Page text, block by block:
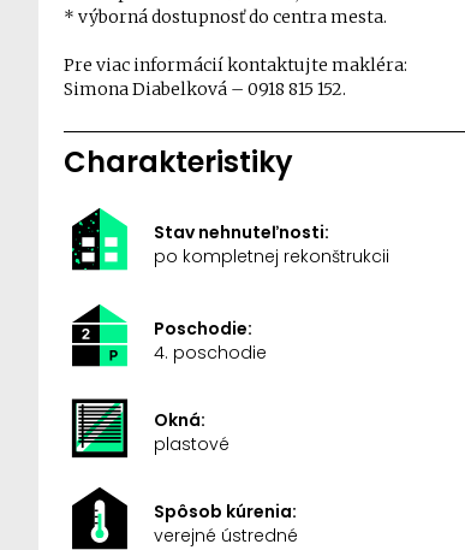
* výborná dostupnosť do centra mesta.
Pre viac informácií kontaktujte makléra:
Simona Diabelková – 0918 815 152.
Charakteristiky
Stav nehnuteľnosti:
po kompletnej rekonštrukcii
Poschodie:
4. poschodie
Okná:
plastové
Spôsob kúrenia:
verejné ústredné